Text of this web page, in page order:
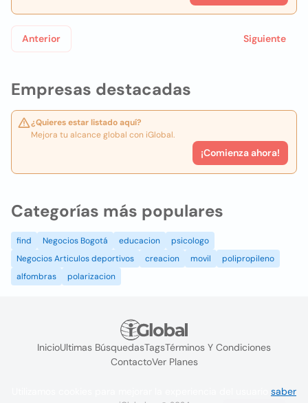
Empresas destacadas
¿Quieres estar listado aquí?
Mejora tu alcance global con iGlobal.
¡Comienza ahora!
Anterior Siguiente
Categorías más populares
find Negocios Bogotá educacion
psicologo
Negocios Articulos deportivos
creacion movil
polipropileno
alfombras
polarizacion
InicioUltimas BúsquedasTagsTérminos Y Condiciones
ContactoVer Planes
saber